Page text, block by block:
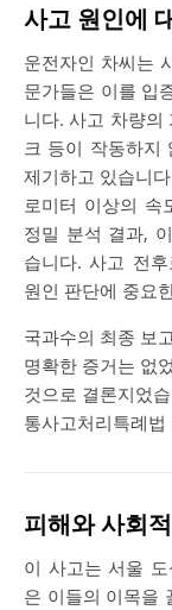
사고 원인에
운전자인 차씨는
문가들은 이를 입
니다. 사고 차량의
크 등이 작동하지
제기하고 있습니
로미터 이상의 속
정밀 분석 결과,
습니다. 사고 전
원인 판단에 중요
국과수의 최종 보
명확한 증거는 없
것으로 결론지었
통사고처리특례
피해와 사회
이 사고는 서울
은 이들의 이목을